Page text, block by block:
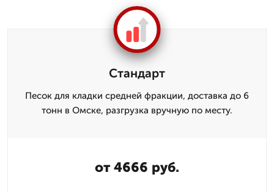
Стандарт
Песок для кладки средней фракции, доставка до 6
тонн в Омске, разгрузка вручную по месту.
от 4666 руб.